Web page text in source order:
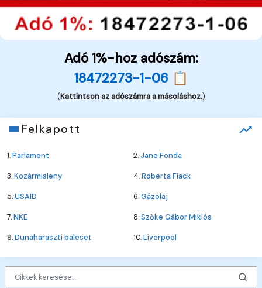
Adó 1%-hoz adószám:
18472273-1-06 📋
(Kattintson az adószámra a másoláshoz.)
Felkapott
1.Parlament 2.Jane Fonda
3.Kozármisleny 4.Roberta Flack
5.USAID 6.Gázolaj
7.NKE 8.Szőke Gábor Miklós
9.Dunaharaszti baleset 10.Liverpool